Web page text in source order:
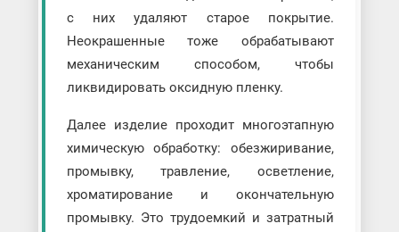
с них удаляют старое покрытие.
Неокрашенные тоже обрабатывают
механическим способом, чтобы
ликвидировать оксидную пленку.
Далее изделие проходит многоэтапную
химическую обработку: обезжиривание,
промывку, травление, осветление,
хроматирование и окончательную
промывку. Это трудоемкий и затратный